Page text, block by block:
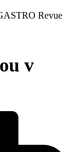
Revue
v